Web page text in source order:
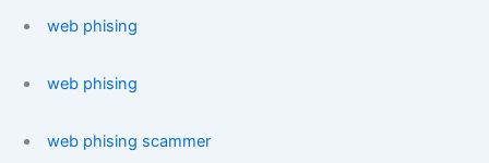
web phising
web phising
web phising scammer